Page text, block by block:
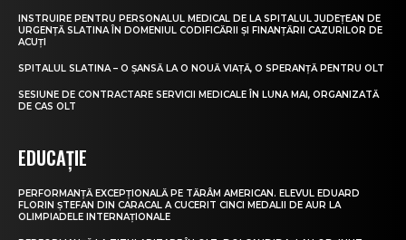
INSTRUIRE PENTRU PERSONALUL MEDICAL DE LA SPITALUL JUDEȚEAN DE
URGENȚĂ SLATINA ÎN DOMENIUL CODIFICĂRII ȘI FINANȚĂRII CAZURILOR DE
ACUȚI
SPITALUL SLATINA – O ȘANSĂ LA O NOUĂ VIAȚĂ, O SPERANȚĂ PENTRU OLT
SESIUNE DE CONTRACTARE SERVICII MEDICALE ÎN LUNA MAI, ORGANIZATĂ
DE CAS OLT
EDUCAȚIE
PERFORMANȚĂ EXCEPȚIONALĂ PE TĂRÂM AMERICAN. ELEVUL EDUARD
FLORIN ȘTEFAN DIN CARACAL A CUCERIT CINCI MEDALII DE AUR LA
OLIMPIADELE INTERNAȚIONALE